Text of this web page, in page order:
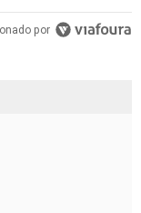
por